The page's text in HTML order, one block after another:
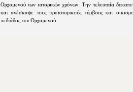
Ορχομενού των ιστορικών χρόνων. Την τελευταία
και ανέσκαψε τους προϊστορικούς τύμβους και
πεδιάδας του Ορχομενού.